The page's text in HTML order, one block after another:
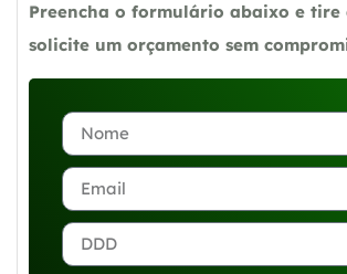
Preencha o formulário abaixo e tire
solicite um orçamento sem